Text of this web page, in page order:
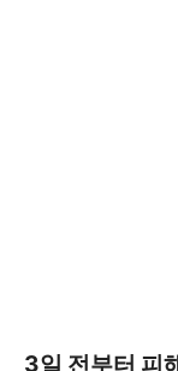
3일 전부터 피